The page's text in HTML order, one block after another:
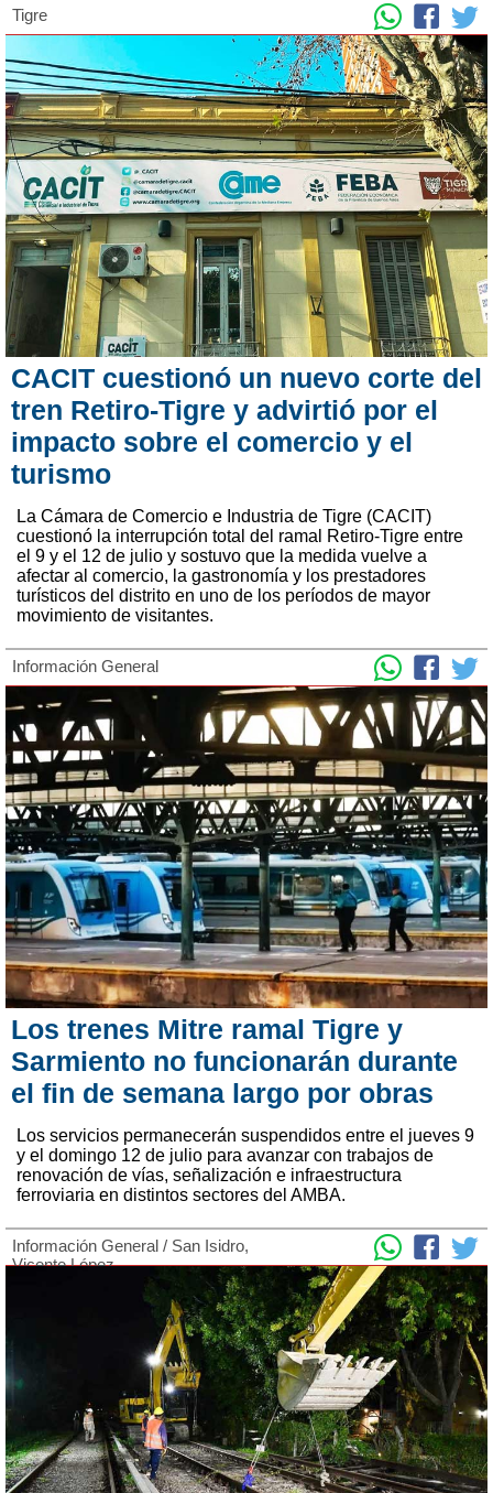
Tigre
CACIT cuestionó un nuevo corte del
tren Retiro-Tigre y advirtió por el
impacto sobre el comercio y el
turismo
La Cámara de Comercio e Industria de Tigre (CACIT)
cuestionó la interrupción total del ramal Retiro-Tigre entre
el 9 y el 12 de julio y sostuvo que la medida vuelve a
afectar al comercio, la gastronomía y los prestadores
turísticos del distrito en uno de los períodos de mayor
movimiento de visitantes.
Información General
Los trenes Mitre ramal Tigre y
Sarmiento no funcionarán durante
el fin de semana largo por obras
Los servicios permanecerán suspendidos entre el jueves 9
y el domingo 12 de julio para avanzar con trabajos de
renovación de vías, señalización e infraestructura
ferroviaria en distintos sectores del AMBA.
Información General / San Isidro,
Vicente López